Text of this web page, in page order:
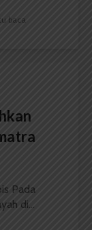
baca
Pada
di...